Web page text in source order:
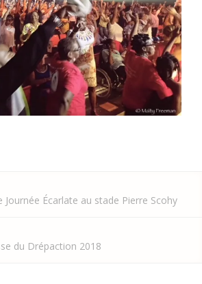
Journée Écarlate au stade Pierre Scohy
du Drépaction 2018